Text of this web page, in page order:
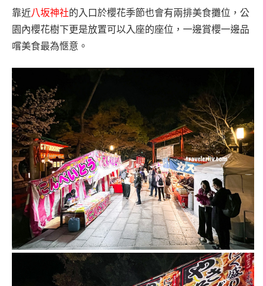
靠近八坂神社的入口於櫻花季節也會有兩排美食攤位，公
園內櫻花樹下更是放置可以入座的座位，一邊賞櫻一邊品
嚐美食最為愜意。